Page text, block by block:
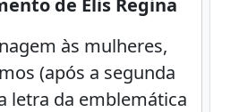
de Elis Regina
às mulheres,
(após a segunda
letra da emblemática